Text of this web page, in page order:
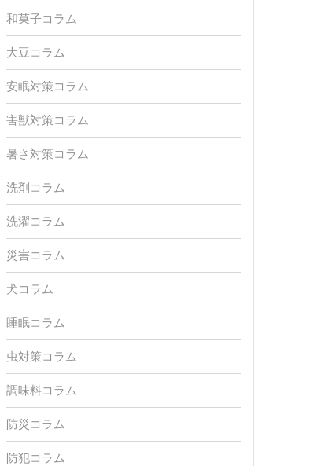
和菓子コラム
大豆コラム
安眠対策コラム
害獣対策コラム
暑さ対策コラム
洗剤コラム
洗濯コラム
災害コラム
犬コラム
睡眠コラム
虫対策コラム
調味料コラム
防災コラム
防犯コラム